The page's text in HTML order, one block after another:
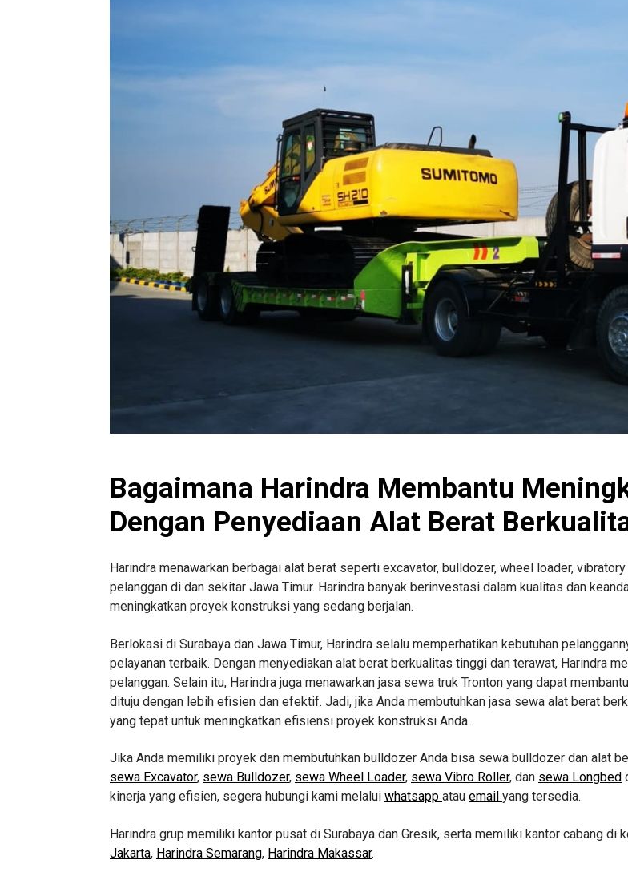
Bagaimana Harindra Membantu
Dengan Penyediaan Alat Berat
Harindra menawarkan berbagai alat berat seperti excavator, bulldozer, wheel loader,
pelanggan di dan sekitar Jawa Timur. Harindra banyak berinvestasi dalam kualitas dan
meningkatkan proyek konstruksi yang sedang berjalan.
Berlokasi di Surabaya dan Jawa Timur, Harindra selalu memperhatikan kebutuhan
pelayanan terbaik. Dengan menyediakan alat berat berkualitas tinggi dan terawat, Harindra
pelanggan. Selain itu, Harindra juga menawarkan jasa sewa truk Tronton yang dapat
dituju dengan lebih efisien dan efektif. Jadi, jika Anda membutuhkan jasa sewa alat berat
yang tepat untuk meningkatkan efisiensi proyek konstruksi Anda.
Jika Anda memiliki proyek dan membutuhkan bulldozer Anda bisa sewa bulldozer dan alat
sewa Excavator, sewa Bulldozer, sewa Wheel Loader, sewa Vibro Roller, dan sewa Longbed
kinerja yang efisien, segera hubungi kami melalui whatsapp atau email yang tersedia.
Harindra grup memiliki kantor pusat di Surabaya dan Gresik, serta memiliki kantor cabang di
Jakarta, Harindra Semarang, Harindra Makassar.